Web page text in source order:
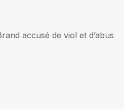
accusé de viol et d’abus